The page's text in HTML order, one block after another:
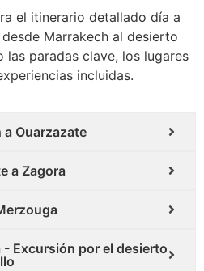
el itinerario detallado día a
Marrakech al desierto
las paradas clave, los lugares
incluidas.
a Ouarzazate
a Zagora
Excursión por el desierto